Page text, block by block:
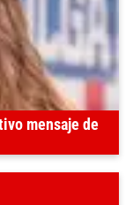
mensaje de